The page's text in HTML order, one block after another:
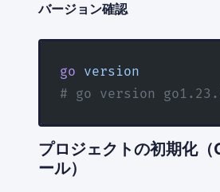
バージョン確認
go version
# go version
プロジェクトの初期化（
ール）